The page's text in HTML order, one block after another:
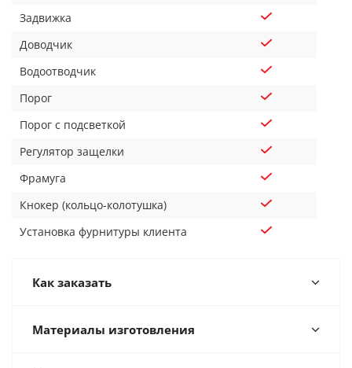
Задвижка
Доводчик
Водоотводчик
Порог
Порог с подсветкой
Регулятор защелки
Фрамуга
Кнокер (кольцо-колотушка)
Установка фурнитуры клиента
Как заказать
Материалы изготовления